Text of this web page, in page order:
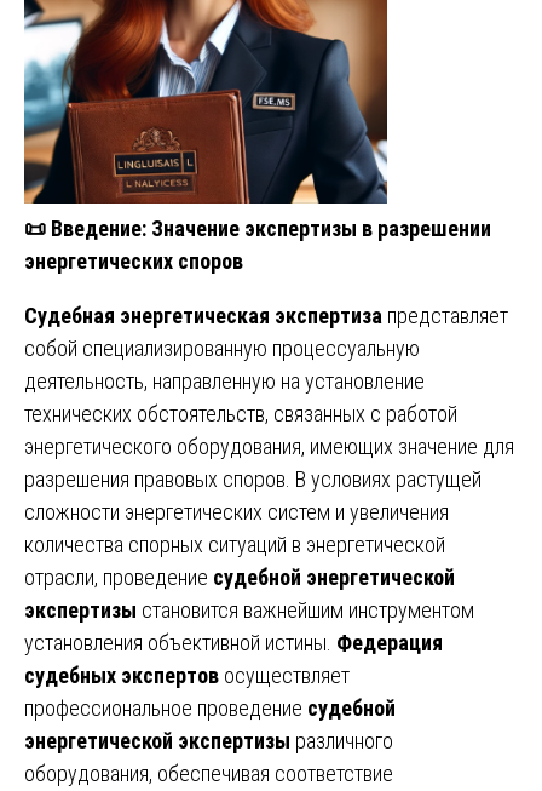
📜 Введение: Значение экспертизы в разрешении
энергетических споров
Судебная энергетическая экспертиза представляет
собой специализированную процессуальную
деятельность, направленную на установление
технических обстоятельств, связанных с работой
энергетического оборудования, имеющих значение для
разрешения правовых споров. В условиях растущей
сложности энергетических систем и увеличения
количества спорных ситуаций в энергетической
отрасли, проведение судебной энергетической
экспертизы становится важнейшим инструментом
установления объективной истины. Федерация
судебных экспертов осуществляет
профессиональное проведение судебной
энергетической экспертизы различного
оборудования, обеспечивая соответствие